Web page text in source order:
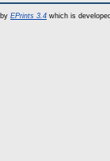
EPrints 3.4 which is